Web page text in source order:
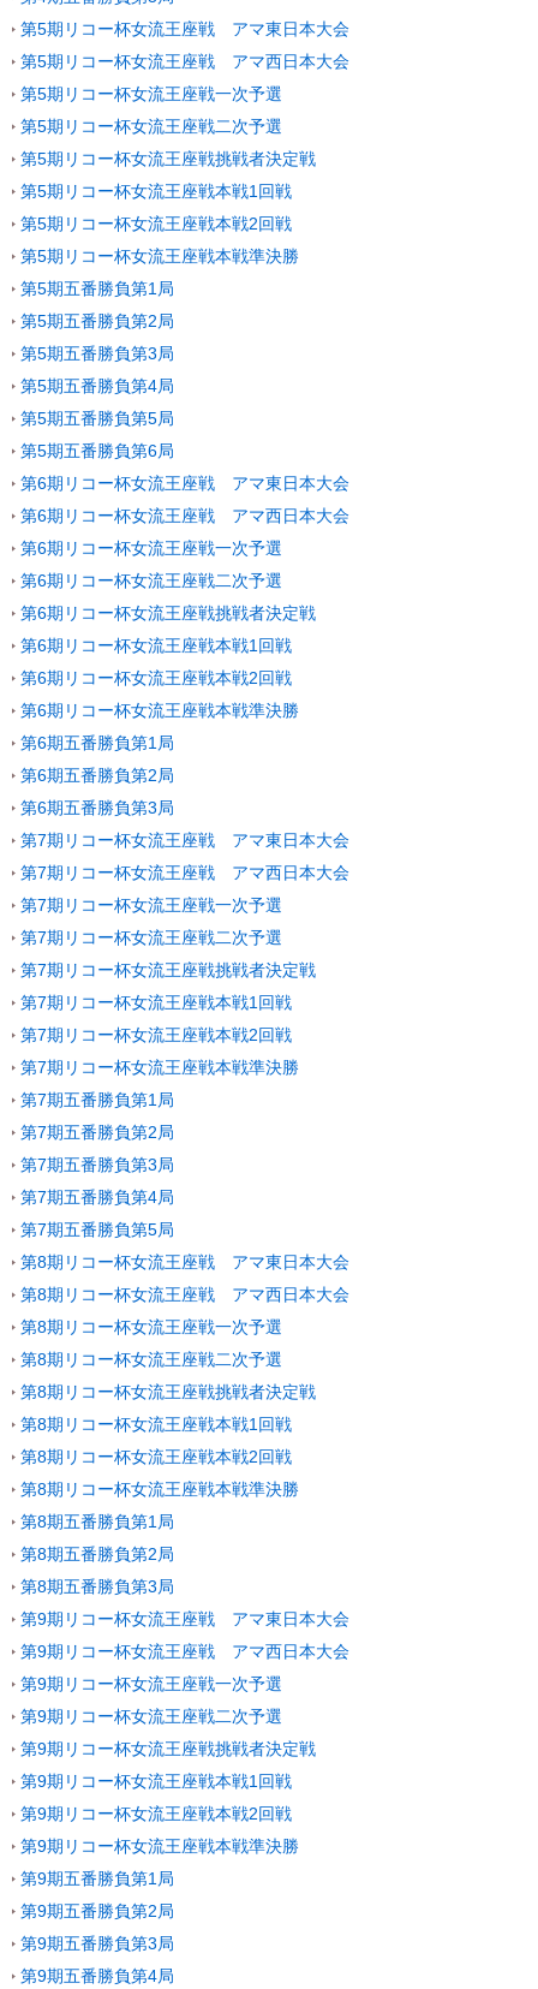
第5期リコー杯女流王座戦 アマ東日本大会
第5期リコー杯女流王座戦 アマ西日本大会
第5期リコー杯女流王座戦一次予選
第5期リコー杯女流王座戦二次予選
第5期リコー杯女流王座戦挑戦者決定戦
第5期リコー杯女流王座戦本戦1回戦
第5期リコー杯女流王座戦本戦2回戦
第5期リコー杯女流王座戦本戦準決勝
第5期五番勝負第1局
第5期五番勝負第2局
第5期五番勝負第3局
第5期五番勝負第4局
第5期五番勝負第5局
第5期五番勝負第6局
第6期リコー杯女流王座戦 アマ東日本大会
第6期リコー杯女流王座戦 アマ西日本大会
第6期リコー杯女流王座戦一次予選
第6期リコー杯女流王座戦二次予選
第6期リコー杯女流王座戦挑戦者決定戦
第6期リコー杯女流王座戦本戦1回戦
第6期リコー杯女流王座戦本戦2回戦
第6期リコー杯女流王座戦本戦準決勝
第6期五番勝負第1局
第6期五番勝負第2局
第6期五番勝負第3局
第7期リコー杯女流王座戦 アマ東日本大会
第7期リコー杯女流王座戦 アマ西日本大会
第7期リコー杯女流王座戦一次予選
第7期リコー杯女流王座戦二次予選
第7期リコー杯女流王座戦挑戦者決定戦
第7期リコー杯女流王座戦本戦1回戦
第7期リコー杯女流王座戦本戦2回戦
第7期リコー杯女流王座戦本戦準決勝
第7期五番勝負第1局
第7期五番勝負第2局
第7期五番勝負第3局
第7期五番勝負第4局
第7期五番勝負第5局
第8期リコー杯女流王座戦 アマ東日本大会
第8期リコー杯女流王座戦 アマ西日本大会
第8期リコー杯女流王座戦一次予選
第8期リコー杯女流王座戦二次予選
第8期リコー杯女流王座戦挑戦者決定戦
第8期リコー杯女流王座戦本戦1回戦
第8期リコー杯女流王座戦本戦2回戦
第8期リコー杯女流王座戦本戦準決勝
第8期五番勝負第1局
第8期五番勝負第2局
第8期五番勝負第3局
第9期リコー杯女流王座戦 アマ東日本大会
第9期リコー杯女流王座戦 アマ西日本大会
第9期リコー杯女流王座戦一次予選
第9期リコー杯女流王座戦二次予選
第9期リコー杯女流王座戦挑戦者決定戦
第9期リコー杯女流王座戦本戦1回戦
第9期リコー杯女流王座戦本戦2回戦
第9期リコー杯女流王座戦本戦準決勝
第9期五番勝負第1局
第9期五番勝負第2局
第9期五番勝負第3局
第9期五番勝負第4局